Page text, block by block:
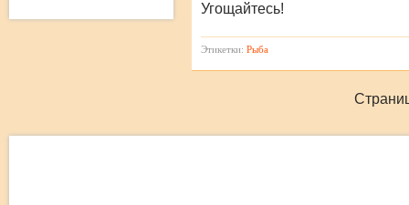
Угощайтесь!
Этикетки: Рыба